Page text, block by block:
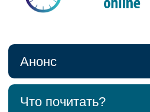
Анонс
Что почитать?